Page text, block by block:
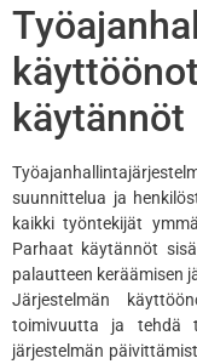
käytännöt
suunnittelua ja
kaikki työntekijät
Parhaat käytännöt
palautteen keräämisen
Järjestelmän
toimivuutta ja tehdä
järjestelmän